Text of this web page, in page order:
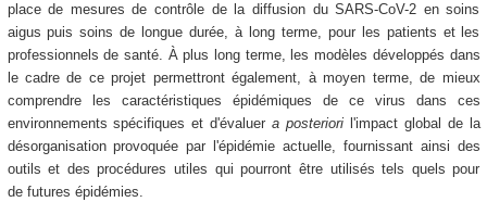
place de mesures de contrôle de la diffusion du SARS-CoV-2 en soins
aigus puis soins de longue durée, à long terme, pour les patients et les
professionnels de santé. À plus long terme, les modèles développés dans
le cadre de ce projet permettront également, à moyen terme, de mieux
comprendre les caractéristiques épidémiques de ce virus dans ces
environnements spécifiques et d'évaluera posterioril'impact global de la
désorganisation provoquée par l'épidémie actuelle, fournissant ainsi des
outils et des procédures utiles qui pourront être utilisés tels quels pour
de futures épidémies.